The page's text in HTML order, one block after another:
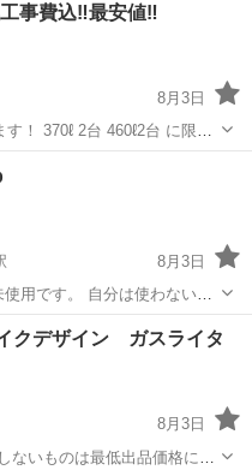
事費込‼️最安値‼️
8月3日
！ 370ℓ 2台 460ℓ2台 に限り
L（3〜5人向け）、角型フルオート...
8月3日
用です。 自分は使わないの
お願いしますm(_ _)m
その他
デザイン ガスライタ
8月3日
いものは最低出品価格にな